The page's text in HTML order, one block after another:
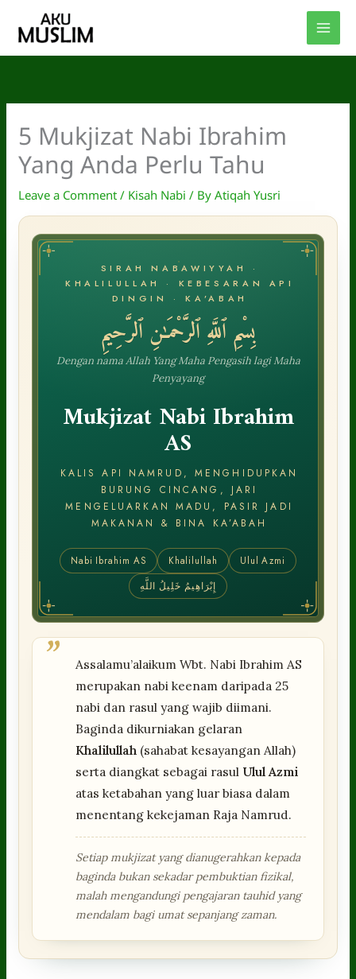
5 Mukjizat Nabi Ibrahim
Yang Anda Perlu Tahu
Leave a Comment / Kisah Nabi / ByAtiqah Yusri
SIRAH NABAWIYYAH ·
KHALILULLAH · KEBESARAN API
DINGIN · KA’ABAH
بِسْمِ ٱللَّهِ ٱلرَّحْمَـٰنِ ٱلرَّحِيمِ
Dengan nama Allah Yang Maha Pengasih lagi Maha
Penyayang
Mukjizat Nabi Ibrahim
AS
KALIS API NAMRUD, MENGHIDUPKAN
BURUNG CINCANG, JARI
MENGELUARKAN MADU, PASIR JADI
MAKANAN & BINA KA’ABAH
Nabi Ibrahim AS Khalilullah
Ulul Azmi
إِبْرَاهِيمُ خَلِيلُ اللَّهِ
”
Assalamu’alaikum Wbt. Nabi Ibrahim AS
merupakan nabi keenam daripada 25
nabi dan rasul yang wajib diimani.
Baginda dikurniakan gelaran
Khalilullah (sahabat kesayangan Allah)
serta diangkat sebagai rasul Ulul Azmi
atas ketabahan yang luar biasa dalam
menentang kekejaman Raja Namrud.
Setiap mukjizat yang dianugerahkan kepada
baginda bukan sekadar pembuktian fizikal,
malah mengandungi pengajaran tauhid yang
mendalam bagi umat sepanjang zaman.